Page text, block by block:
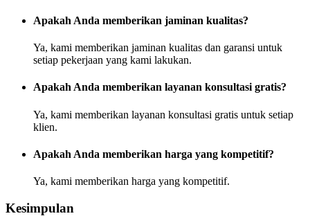
Apakah Anda memberikan jaminan kualitas?
Ya, kami memberikan jaminan kualitas dan garansi untuk
setiap pekerjaan yang kami lakukan.
Apakah Anda memberikan layanan konsultasi gratis?
Ya, kami memberikan layanan konsultasi gratis untuk setiap
klien.
Apakah Anda memberikan harga yang kompetitif?
Ya, kami memberikan harga yang kompetitif.
Kesimpulan